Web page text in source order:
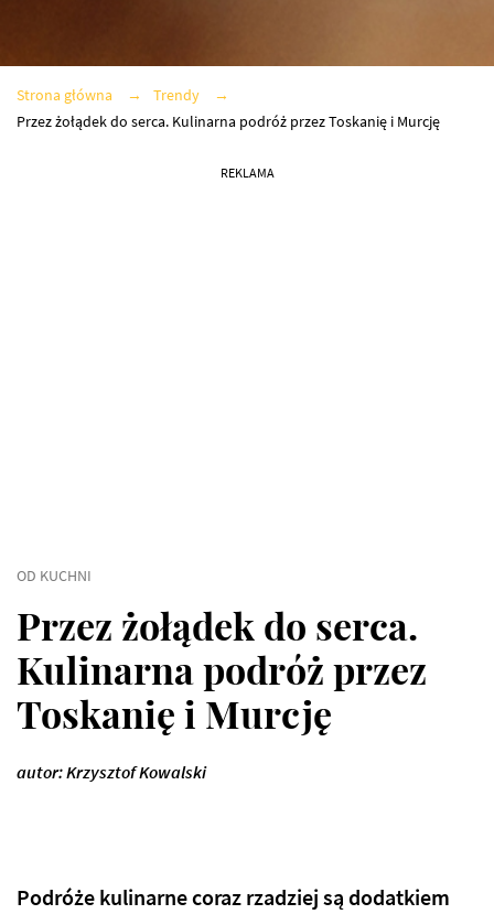
Strona główna
Trendy
Przez żołądek do serca. Kulinarna podróż przez Toskanię i Murcję
REKLAMA
OD KUCHNI
Przez żołądek do serca.
Kulinarna podróż przez
Toskanię i Murcję
autor: Krzysztof Kowalski
Podróże kulinarne coraz rzadziej są dodatkiem